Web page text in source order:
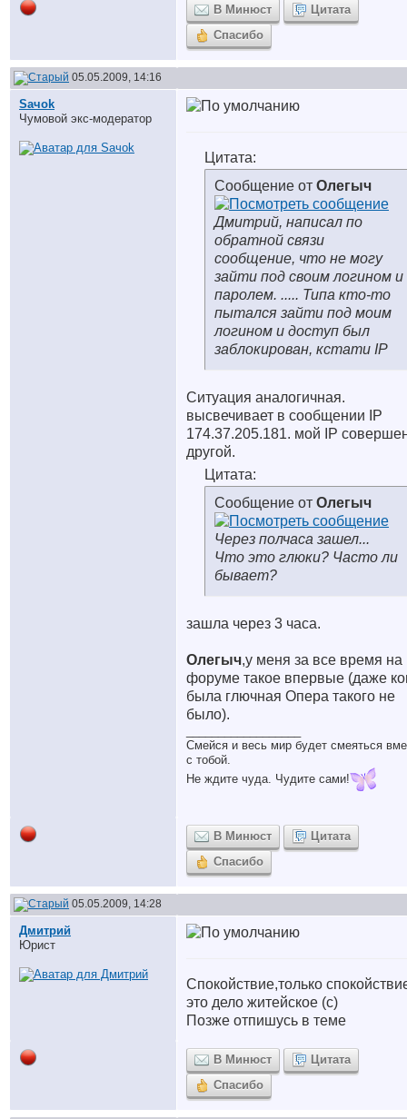
В Минюст
Цитата
Спасибо
05.05.2009, 14:16
Saчok
Чумовой экс-модератор
Цитата:
Сообщение от Олегыч
Дмитрий, написал по
обратной связи
сообщение, что не могу
зайти под своим логином и
паролем. ..... Типа кто-то
пытался зайти под моим
логином и доступ был
заблокирован, кстати IP
Ситуация аналогичная.
высвечивает в сообщении IP
174.37.205.181. мой IP
другой.
Цитата:
Сообщение от Олегыч
Через полчаса зашел...
Что это глюки? Часто ли
бывает?
зашла через 3 часа.
Олегыч,у меня за все время на
форуме такое впервые (даже
была глючная Опера такого не
было).
Смейся и весь мир будет смеяться
с тобой.
Не ждите чуда. Чудите сами!
В Минюст
Цитата
Спасибо
05.05.2009, 14:28
Дмитрий
Юрист
Спокойствие,только
это дело житейское (с)
Позже отпишусь в теме
В Минюст
Цитата
Спасибо